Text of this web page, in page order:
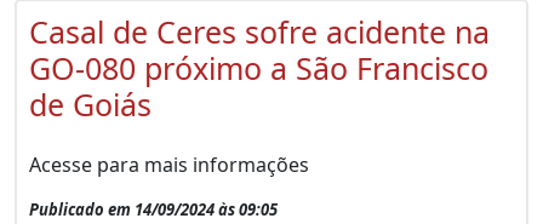
Casal de Ceres sofre acidente na
GO-080 próximo a São Francisco
de Goiás
Acesse para mais informações
Publicado em 14/09/2024 às 09:05